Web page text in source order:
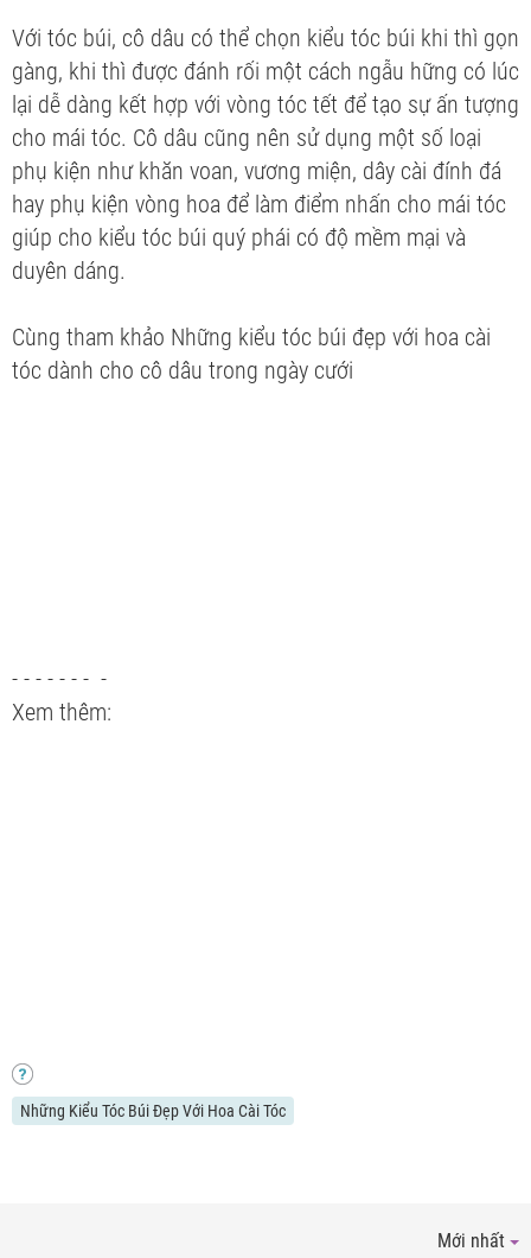
Với tóc búi, cô dâu có thể chọn kiểu tóc búi khi thì gọn
gàng, khi thì được đánh rối một cách ngẫu hững có lúc
lại dễ dàng kết hợp với vòng tóc tết để tạo sự ấn tượng
cho mái tóc. Cô dâu cũng nên sử dụng một số loại
phụ kiện như khăn voan, vương miện, dây cài đính đá
hay phụ kiện vòng hoa để làm điểm nhấn cho mái tóc
giúp cho kiểu tóc búi quý phái có độ mềm mại và
duyên dáng.
Cùng tham khảo Những kiểu tóc búi đẹp với hoa cài
tóc dành cho cô dâu trong ngày cưới
- - - - - - - -
Xem thêm:
Những Kiểu Tóc Búi Đẹp Với Hoa Cài Tóc
Mới nhất